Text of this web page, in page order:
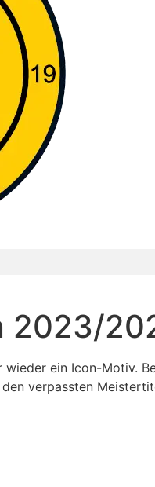
2023/
ein Icon-Motiv.
verpassten